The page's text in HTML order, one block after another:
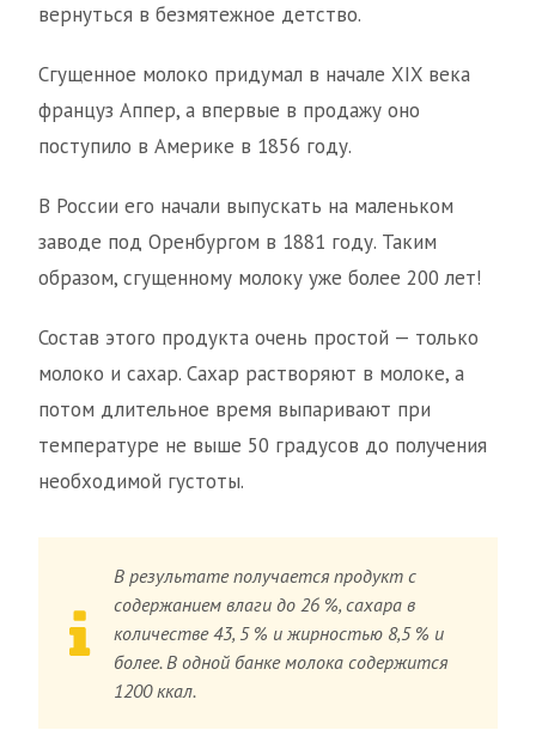
вернуться в безмятежное детство.
Сгущенное молоко придумал в начале XIX века
француз Аппер, а впервые в продажу оно
поступило в Америке в 1856 году.
В России его начали выпускать на маленьком
заводе под Оренбургом в 1881 году. Таким
образом, сгущенному молоку уже более 200 лет!
Состав этого продукта очень простой — только
молоко и сахар. Сахар растворяют в молоке, а
потом длительное время выпаривают при
температуре не выше 50 градусов до получения
необходимой густоты.
В результате получается продукт с
содержанием влаги до 26 %, сахара в
количестве 43, 5 % и жирностью 8,5 % и
более. В одной банке молока содержится
1200 ккал.